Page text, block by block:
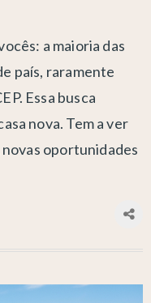
a maioria das
país, raramente
Essa busca
nova. Tem a ver
oportunidades